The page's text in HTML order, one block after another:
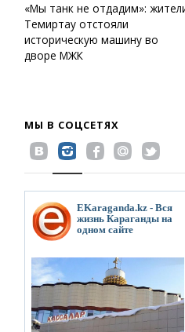
«Мы танк не отдадим»:
Темиртау отстояли
историческую машину во
дворе МЖК
МЫ В СОЦСЕТЯХ
EKaraganda.kz - Вся
жизнь Караганды на
одном сайте